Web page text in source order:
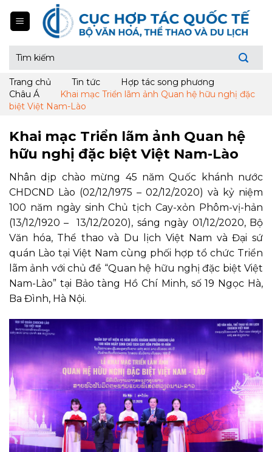
kiếm:
Trang chủ Tin tức
Hợp tác song phương
Châu Á
Khai mạc Triển lãm ảnh Quan hệ hữu nghị đặc
biệt Việt Nam-Lào
Khai mạc Triển lãm ảnh Quan hệ
hữu nghị đặc biệt Việt Nam-Lào
Nhân dịp chào mừng 45 năm Quốc khánh nước
CHDCND Lào (02/12/1975 – 02/12/2020) và kỷ niệm
100 năm ngày sinh Chủ tịch Cay-xỏn Phôm-vị-hản
(13/12/1920 – 13/12/2020), sáng ngày 01/12/2020, Bộ
Văn hóa, Thể thao và Du lịch Việt Nam và Đại sứ
quán Lào tại Việt Nam cùng phối hợp tổ chức Triển
lãm ảnh với chủ đề “Quan hệ hữu nghị đặc biệt Việt
Nam-Lào” tại Bảo tàng Hồ Chí Minh, số 19 Ngọc Hà,
Ba Đình, Hà Nội.